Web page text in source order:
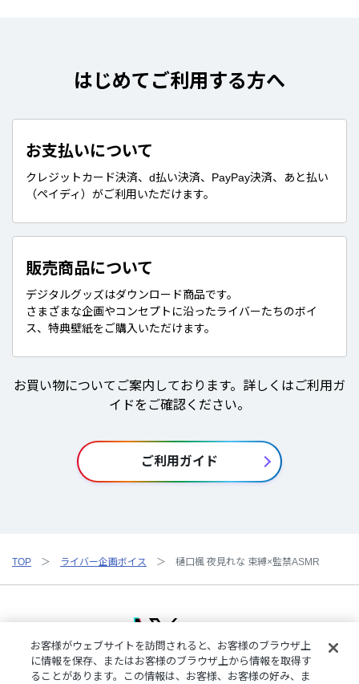
はじめてご利用する方へ
お支払いについて
クレジットカード決済、d払い決済、PayPay決済、あと払い
（ペイディ）がご利用いただけます。
販売商品について
デジタルグッズはダウンロード商品です。
さまざまな企画やコンセプトに沿ったライバーたちのボイ
ス、特典壁紙をご購入いただけます。
お買い物についてご案内しております。詳しくはご利用ガ
イドをご確認ください。
ご利用ガイド
TOP ライバー企画ボイス 樋口楓 夜見れな 束縛×監禁ASMR
お客様がウェブサイトを訪問されると、お客様のブラウザ上
に情報を保存、またはお客様のブラウザ上から情報を取得す
ることがあります。この情報は、お客様、お客様の好み、ま